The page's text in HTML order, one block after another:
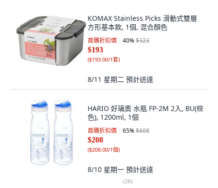
KOMAX Stainless Picks 滑動式雙層
方形基本款, 1個, 混合顏色
首購折扣價 40%$323
$193
($193.00/1套)
8/11 星期二 預計送達
HARIO 好璃奧 水瓶 FP-2M 2入, BU(棕
色), 1200ml, 1個
首購折扣價 65%$608
$208
($208.00/1個)
8/10 星期一 預計送達
(26)